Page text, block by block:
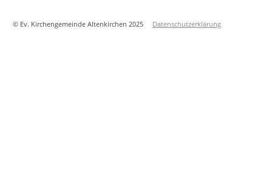
© Ev. Kirchengemeinde Altenkirchen 2025 Datenschutzerklärung